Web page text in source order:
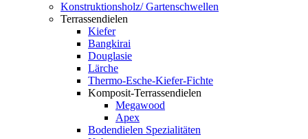
Konstruktionsholz/ Gartenschwellen
Terrassendielen
Kiefer
Bangkirai
Douglasie
Lärche
Thermo-Esche-Kiefer-Fichte
Komposit-Terrassendielen
Megawood
Apex
Bodendielen Spezialitäten